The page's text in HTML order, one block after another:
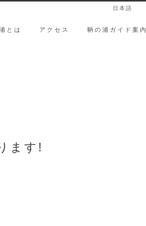
日本語
とは アクセス 鞆の浦ガイド案内
ます!